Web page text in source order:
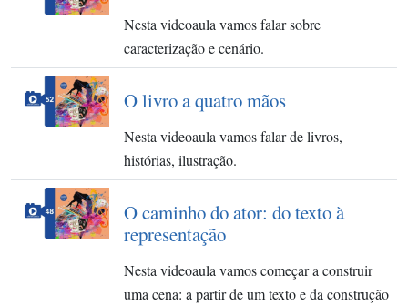
Nesta videoaula vamos falar sobre
caracterização e cenário.
O livro a quatro mãos
Nesta videoaula vamos falar de livros,
histórias, ilustração.
O caminho do ator: do texto à
representação
Nesta videoaula vamos começar a construir
uma cena: a partir de um texto e da construção